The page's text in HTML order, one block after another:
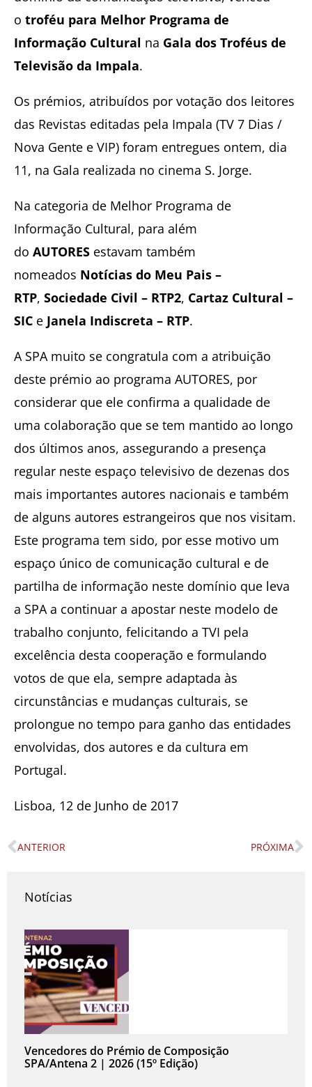
o troféu para Melhor Programa de
Informação Cultural na Gala dos Troféus de
Televisão da Impala.
Os prémios, atribuídos por votação dos leitores
das Revistas editadas pela Impala (TV 7 Dias /
Nova Gente e VIP) foram entregues ontem, dia
11, na Gala realizada no cinema S. Jorge.
Na categoria de Melhor Programa de
Informação Cultural, para além
do AUTORES estavam também
nomeados Notícias do Meu Pais –
RTP, Sociedade Civil – RTP2, Cartaz Cultural –
SIC e Janela Indiscreta – RTP.
A SPA muito se congratula com a atribuição
deste prémio ao programa AUTORES, por
considerar que ele confirma a qualidade de
uma colaboração que se tem mantido ao longo
dos últimos anos, assegurando a presença
regular neste espaço televisivo de dezenas dos
mais importantes autores nacionais e também
de alguns autores estrangeiros que nos visitam.
Este programa tem sido, por esse motivo um
espaço único de comunicação cultural e de
partilha de informação neste domínio que leva
a SPA a continuar a apostar neste modelo de
trabalho conjunto, felicitando a TVI pela
excelência desta cooperação e formulando
votos de que ela, sempre adaptada às
circunstâncias e mudanças culturais, se
prolongue no tempo para ganho das entidades
envolvidas, dos autores e da cultura em
Portugal.
Lisboa, 12 de Junho de 2017
Prev
ANTERIOR PRÓXIMA
Notícias
Vencedores do Prémio de Composição
SPA/Antena 2 | 2026 (15º Edição)